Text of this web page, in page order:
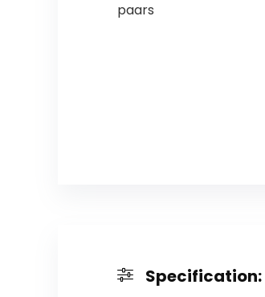
paars
Specification: